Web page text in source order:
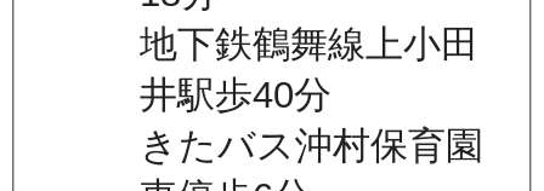
地下鉄鶴舞線上小田
井駅歩40分
きたバス沖村保育園